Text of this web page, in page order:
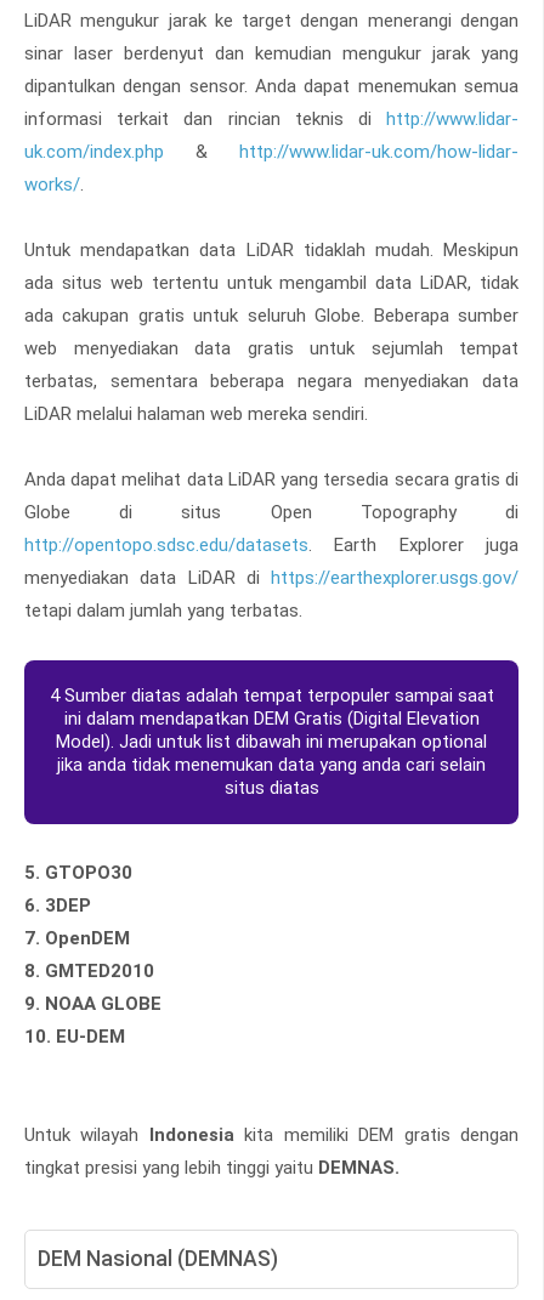
LiDAR mengukur jarak ke target dengan menerangi dengan
sinar laser berdenyut dan kemudian mengukur jarak yang
dipantulkan dengan sensor. Anda dapat menemukan semua
informasi terkait dan rincian teknis di http://www.lidar-
uk.com/index.php & http://www.lidar-uk.com/how-lidar-
works/
Untuk mendapatkan data LiDAR tidaklah mudah. Meskipun
ada situs web tertentu untuk mengambil data LiDAR, tidak
ada cakupan gratis untuk seluruh Globe. Beberapa sumber
web menyediakan data gratis untuk sejumlah tempat
terbatas, sementara beberapa negara menyediakan data
LiDAR melalui halaman web mereka sendiri.
Anda dapat melihat data LiDAR yang tersedia secara gratis di
Globe di situs Open Topography di
http://opentopo.sdsc.edu/datasets . Earth Explorer juga
menyediakan data LiDAR di https://earthexplorer.usgs.gov/
tetapi dalam jumlah yang terbatas.
4 Sumber diatas adalah tempat terpopuler sampai saat
ini dalam mendapatkan DEM Gratis (Digital Elevation
Model). Jadi untuk list dibawah ini merupakan optional
jika anda tidak menemukan data yang anda cari selain
situs diatas
5. GTOPO30
6. 3DEP
7. OpenDEM
8. GMTED2010
9. NOAA GLOBE
10. EU-DEM
Untuk wilayah Indonesia kita memiliki DEM gratis dengan
tingkat presisi yang lebih tinggi yaitu DEMNAS.
DEM Nasional (DEMNAS)